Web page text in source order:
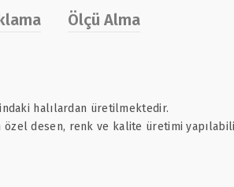
Ölçü Alma
halılardan üretilmektedir.
özel desen, renk ve kalite üretimi